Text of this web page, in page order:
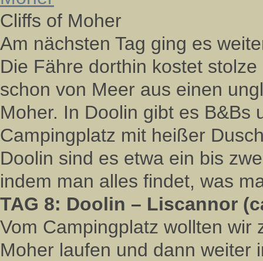
Cliffs of Moher
Am nächsten Tag ging es
Die Fähre dorthin kostet
schon von Meer aus einen
Moher. In Doolin gibt es B&Bs
Campingplatz mit heißer
Doolin sind es etwa ein bis
indem man alles findet, was
TAG 8: Doolin – Liscannor
Vom Campingplatz wollten wir
Moher laufen und dann weiter